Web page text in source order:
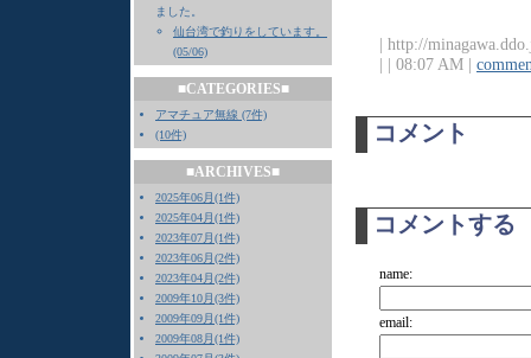
ました。
仙台湾で釣りをしています。
(05/06)
■CATEGORIES■
アマチュア無線 (7件)
(10件)
■ARCHIVES■
2025年06月(1件)
2025年04月(1件)
2023年07月(1件)
2023年06月(2件)
2023年04月(2件)
2009年10月(3件)
2009年09月(1件)
2009年08月(1件)
| http://
| | 08:07 AM |
コメント
コメントする
name:
email: